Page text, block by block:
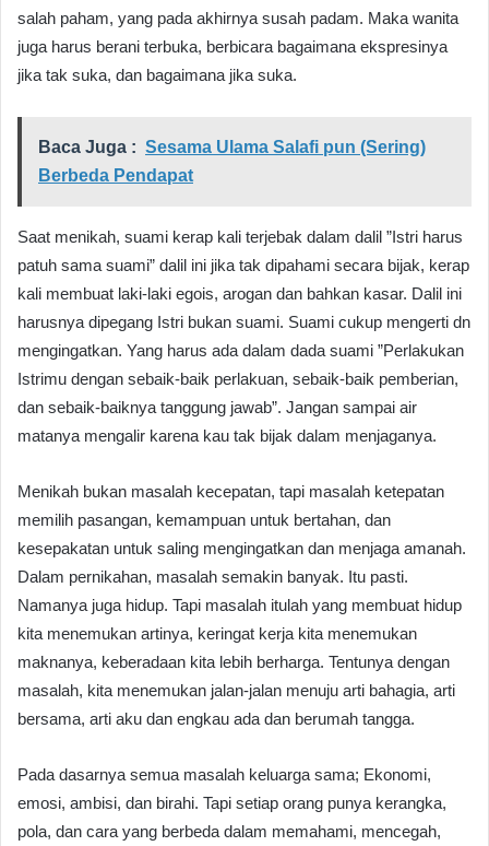
salah paham, yang pada akhirnya susah padam. Maka wanita
juga harus berani terbuka, berbicara bagaimana ekspresinya
jika tak suka, dan bagaimana jika suka.
Baca Juga : Sesama Ulama Salafi pun (Sering)
Berbeda Pendapat
Saat menikah, suami kerap kali terjebak dalam dalil ”Istri harus
patuh sama suami” dalil ini jika tak dipahami secara bijak, kerap
kali membuat laki-laki egois, arogan dan bahkan kasar. Dalil ini
harusnya dipegang Istri bukan suami. Suami cukup mengerti dn
mengingatkan. Yang harus ada dalam dada suami ”Perlakukan
Istrimu dengan sebaik-baik perlakuan, sebaik-baik pemberian,
dan sebaik-baiknya tanggung jawab”. Jangan sampai air
matanya mengalir karena kau tak bijak dalam menjaganya.
Menikah bukan masalah kecepatan, tapi masalah ketepatan
memilih pasangan, kemampuan untuk bertahan, dan
kesepakatan untuk saling mengingatkan dan menjaga amanah.
Dalam pernikahan, masalah semakin banyak. Itu pasti.
Namanya juga hidup. Tapi masalah itulah yang membuat hidup
kita menemukan artinya, keringat kerja kita menemukan
maknanya, keberadaan kita lebih berharga. Tentunya dengan
masalah, kita menemukan jalan-jalan menuju arti bahagia, arti
bersama, arti aku dan engkau ada dan berumah tangga.
Pada dasarnya semua masalah keluarga sama; Ekonomi,
emosi, ambisi, dan birahi. Tapi setiap orang punya kerangka,
pola, dan cara yang berbeda dalam memahami, mencegah,